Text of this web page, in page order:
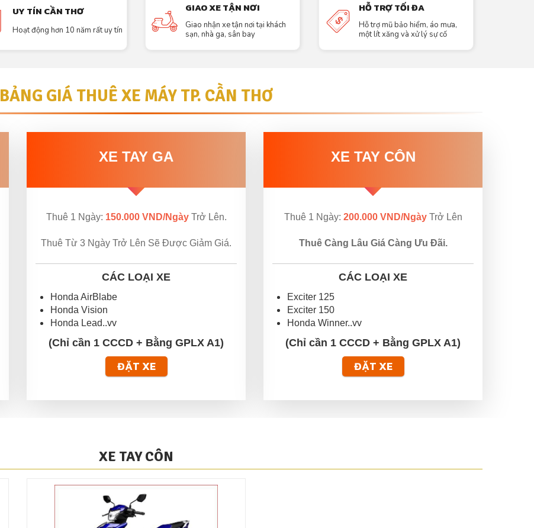
UY TÍN CẦN THƠ
Hoạt động hơn 10 năm rất uy tín
GIAO XE TẬN NƠI
Giao nhận xe tận nơi tại khách
sạn, nhà ga, sân bay
HỖ TRỢ TỐI ĐA
Hỗ trợ mũ bảo hiểm, áo mưa,
một lít xăng và xử lý sự cố
BẢNG GIÁ THUÊ XE MÁY TP. CẦN THƠ
XE TAY GA
Thuê 1 Ngày: 150.000 VND/NgàyTrở Lên.
Thuê Từ 3 Ngày Trở Lên Sẽ Được Giảm Giá.
CÁC LOẠI XE
Honda AirBlabe
Honda Vision
Honda Lead..vv
(Chỉ cần 1 CCCD + Bằng GPLX A1)
ĐẶT XE
XE TAY CÔN
Thuê 1 Ngày: 200.000 VND/NgàyTrở Lên
Thuê Càng Lâu Giá Càng Ưu Đãi.
CÁC LOẠI XE
Exciter 125
Exciter 150
Honda Winner..vv
(Chỉ cần 1 CCCD + Bằng GPLX A1)
ĐẶT XE
XE TAY CÔN